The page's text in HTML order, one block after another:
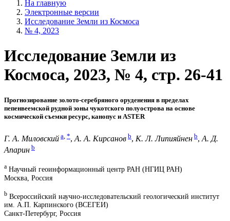
На главную
Электронные версии
Исследование Земли из Космоса
№ 4, 2023
Исследование Земли из
Космоса, 2023, № 4, стр. 26-41
Прогнозирование золото-серебряного оруденения в пределах
пепенвеемской рудной зоны чукотского полуострова на основе
космической съемки ресурс, канопус и ASTER
Г. А. Миловский a *, А. А. Кирсанов b, К. Л. Липияйнен b, А. Д.
Апарин b
a Научный геоинформационный центр РАН (НГИЦ РАН)
Москва, Россия
b Всероссийский научно-исследовательский геологический институт
им. А.П. Карпинского (ВСЕГЕИ)
Санкт-Петербург, Россия